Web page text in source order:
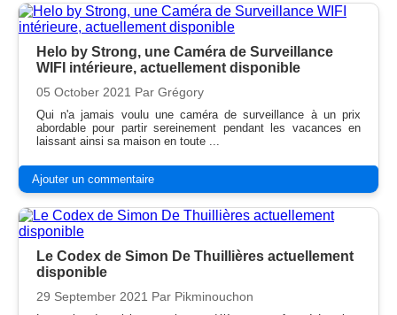
Helo by Strong, une Caméra de Surveillance
WIFI intérieure, actuellement disponible
05 October 2021 Par Grégory
Qui n'a jamais voulu une caméra de surveillance à un prix
abordable pour partir sereinement pendant les vacances en
laissant ainsi sa maison en toute ...
Ajouter un commentaire
Le Codex de Simon De Thuillières actuellement
disponible
29 September 2021 Par Pikminouchon